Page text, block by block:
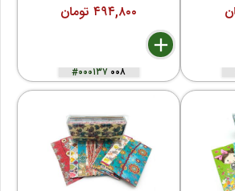
۴۹۴,۸۰۰ تومان
delete
remove
add
#۰۰۰۱۳۷۰۰۸